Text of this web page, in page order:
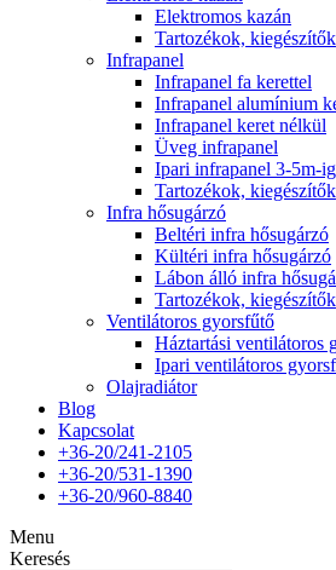
Elektromos kazán
Tartozékok, kiegészítők
Infrapanel
Infrapanel fa kerettel
Infrapanel alumínium
Infrapanel keret nélkül
Üveg infrapanel
Ipari infrapanel 3-5m-ig
Tartozékok, kiegészítők
Infra hősugárzó
Beltéri infra hősugárzó
Kültéri infra hősugárzó
Lábon álló infra
Tartozékok, kiegészítők
Ventilátoros gyorsfűtő
Háztartási ventilátoros
Ipari ventilátoros
Olajradiátor
Blog
Kapcsolat
+36-20/241-2105
+36-20/531-1390
+36-20/960-8840
Menu
Keresés